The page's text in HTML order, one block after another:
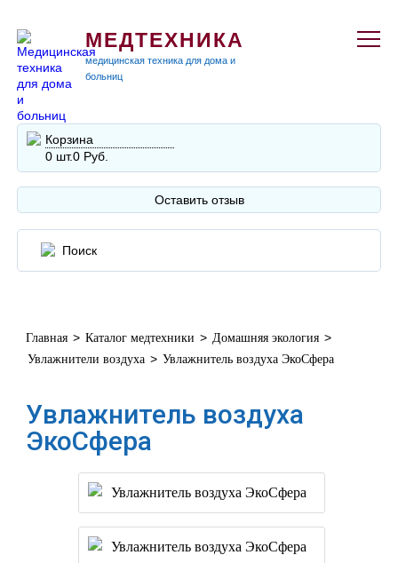
МЕДТЕХНИКА
медицинская техника для дома и
больниц
Корзина
0 шт.0 Руб.
Оставить отзыв
Главная > Каталог медтехники > Домашняя экология >
Увлажнители воздуха > Увлажнитель воздуха ЭкоСфера
Увлажнитель воздуха
ЭкоСфера